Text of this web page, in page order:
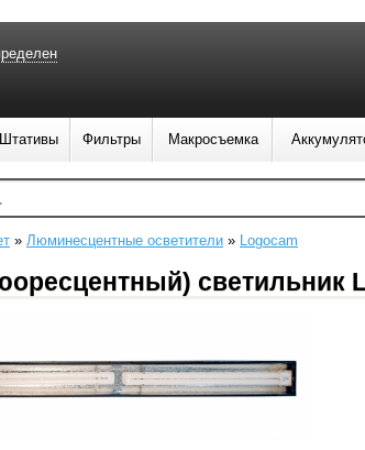
» Люминесцентные осветители » Logocam
светильник
Штативы Фильтры Макросъемка